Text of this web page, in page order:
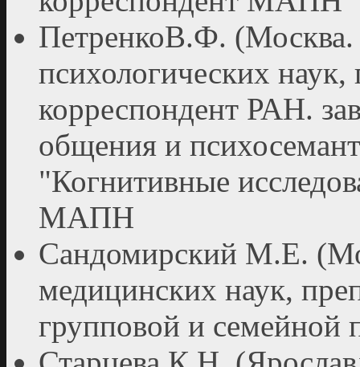
ПетренкоВ.Ф. (Москва.
психологических
корреспондент РАН.
общения и
"Когнитивные
МАПН
Сандомирский М.Е.
медицинских наук,
групповой и семейной